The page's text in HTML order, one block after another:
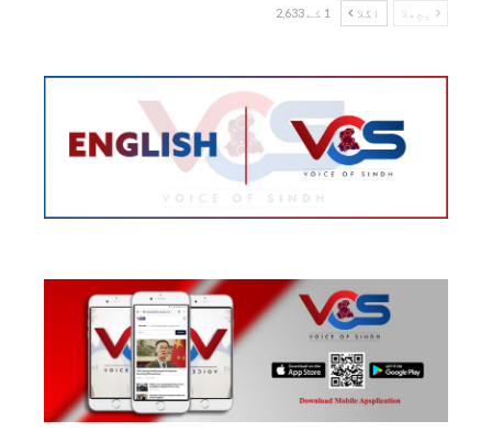
پچھلا اگلا 1 کے 2,633